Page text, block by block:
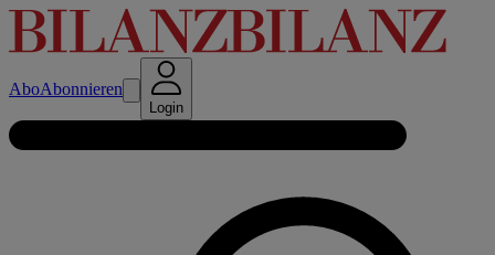
AboAbonnieren
Login